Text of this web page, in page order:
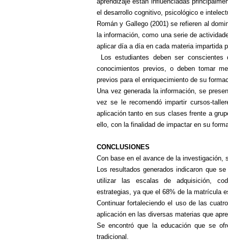
el desarrollo cognitivo, psicológico e
Román y Gallego (2001) se refieren al
la información, como una serie de
aplicar día a día en cada materia impartida
Los estudiantes deben ser conscientes
conocimientos previos, o deben tomar
previos para el enriquecimiento de su
Una vez generada la información, se
vez se le recomendó impartir cursos-
aplicación tanto en sus clases frente a
ello, con la finalidad de impactar en su
CONCLUSIONES
Con base en el avance de la investigación,
Los resultados generados indicaron que
utilizar las escalas de adquisición,
estrategias, ya que el 68% de la matrícula
Continuarfortaleciendo el uso de las
aplicación en las diversas materias que
Se encontró que la educación que se
tradicional.